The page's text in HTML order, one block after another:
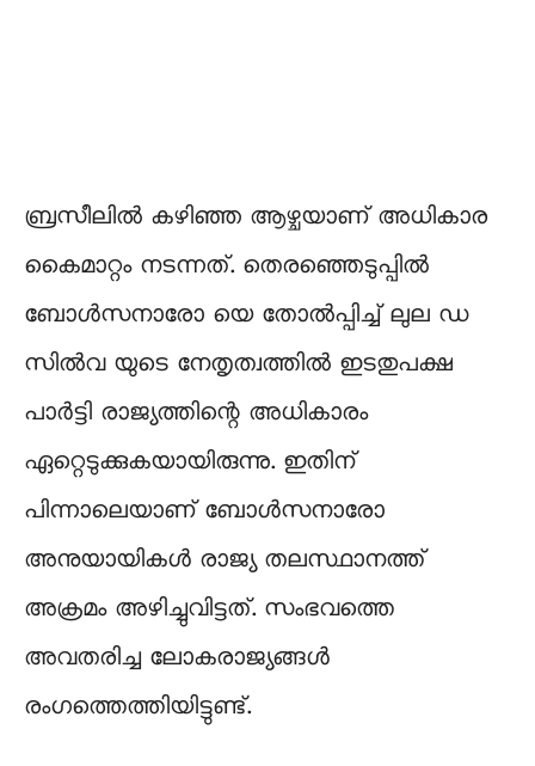
ബ്രസീലിൽ കഴിഞ്ഞ ആഴ്ചയാണ് അധികാര
കൈമാറ്റം നടന്നത്. തെരഞ്ഞെടുപ്പിൽ
ബോൾസനാരോ യെ തോൽപ്പിച്ച് ലുല ഡ
സിൽവ യുടെ നേതൃത്വത്തിൽ ഇടതുപക്ഷ
പാർട്ടി രാജ്യത്തിന്റെ അധികാരം
ഏറ്റെടുക്കുകയായിരുന്നു. ഇതിന്
പിന്നാലെയാണ് ബോൾസനാരോ
അനുയായികൾ രാജ്യ തലസ്ഥാനത്ത്
അക്രമം അഴിച്ചുവിട്ടത്. സംഭവത്തെ
അവതരിച്ച ലോകരാജ്യങ്ങൾ
രംഗത്തെത്തിയിട്ടുണ്ട്.